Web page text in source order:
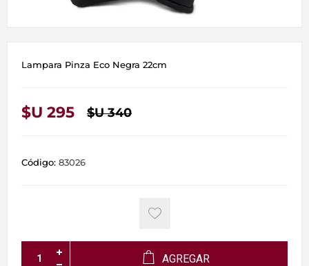
Lampara Pinza Eco Negra 22cm
$U 295 $U 340
Código: 83026
AGREGAR